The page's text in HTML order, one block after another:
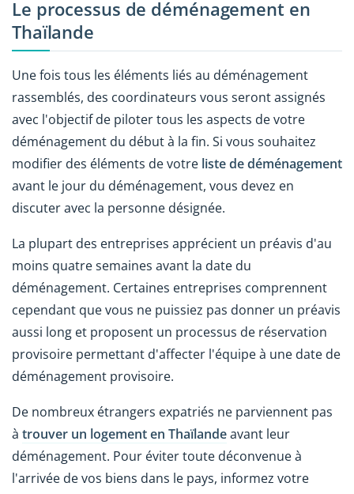
Le processus de déménagement en
Thaïlande
Une fois tous les éléments liés au déménagement
rassemblés, des coordinateurs vous seront assignés
avec l'objectif de piloter tous les aspects de votre
déménagement du début à la fin. Si vous souhaitez
modifier des éléments de votre liste de déménagement
avant le jour du déménagement, vous devez en
discuter avec la personne désignée.
La plupart des entreprises apprécient un préavis d'au
moins quatre semaines avant la date du
déménagement. Certaines entreprises comprennent
cependant que vous ne puissiez pas donner un préavis
aussi long et proposent un processus de réservation
provisoire permettant d'affecter l'équipe à une date de
déménagement provisoire.
De nombreux étrangers expatriés ne parviennent pas
à trouver un logement en Thaïlandeavant leur
déménagement. Pour éviter toute déconvenue à
l'arrivée de vos biens dans le pays, informez votre